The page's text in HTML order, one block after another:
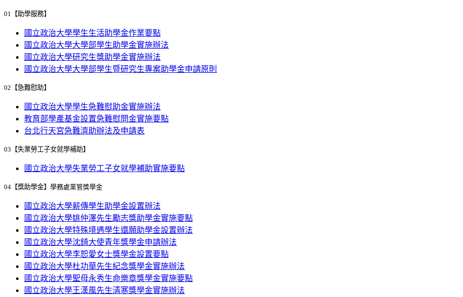
01【助學服務】
國立政治大學學生生活助學金作業要點
國立政治大學大學部學生助學金實施辦法
國立政治大學研究生獎助學金實施辦法
國立政治大學大學部學生暨研究生專案助學金申請原則
02【急難慰助】
國立政治大學學生急難慰助金實施辦法
教育部學產基金設置急難慰問金實施要點
台北行天宮急難濟助辦法及申請表
03【失業勞工子女就學補助】
國立政治大學失業勞工子女就學補助實施要點
04【獎助學金】 學務處業管獎學金
國立政治大學薪傳學生助學金設置辦法
國立政治大學姚仲澤先生勵志獎助學金實施要點
國立政治大學特殊境遇學生還願助學金設置辦法
國立政治大學沈錡大使青年獎學金申請辦法
國立政治大學李恕愛女士獎學金設置要點
國立政治大學杜功華先生紀念獎學金實施辦法
國立政治大學聖母永秀生命樂章獎學金實施要點
國立政治大學王漢風先生清寒獎學金實施辦法